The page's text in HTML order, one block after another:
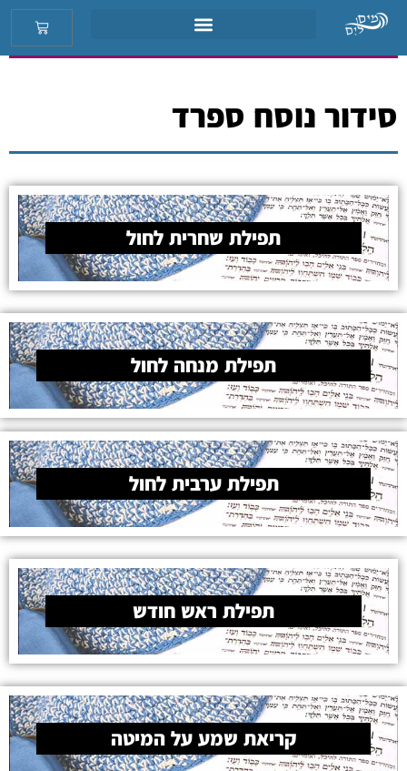
סידור נוסח ספרד
תפילת שחרית לחול
תפילת מנחה לחול
תפילת ערבית לחול
תפילת ראש חודש
קריאת שמע על המיטה